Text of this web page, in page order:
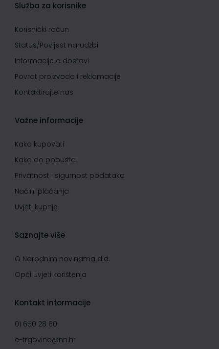
Služba za korisnike
Korisnički račun
Status/Povijest narudžbi
Informacije o dostavi
Povrat proizvoda i reklamacije
Kontaktirajte nas
Važne informacije
Kako kupovati
Kako do popusta
Privatnost i sigurnost podataka
Načini plaćanja
Uvjeti kupnje
Saznajte više
O Narodnim novinama d.d.
Opći uvjeti korištenja
Kontakt informacije
01 650 28 80
e-trgovina@nn.hr